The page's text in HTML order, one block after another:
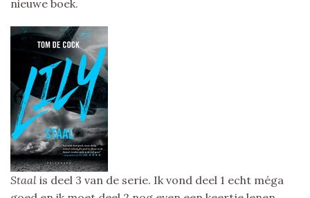
nieuwe boek.
Staal is deel 3 van de serie. Ik vond deel 1 echt méga